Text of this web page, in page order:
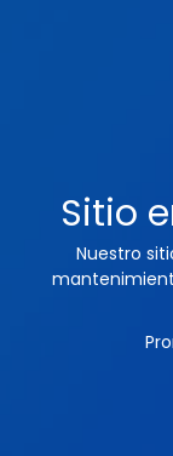
Sitio
Nuestro